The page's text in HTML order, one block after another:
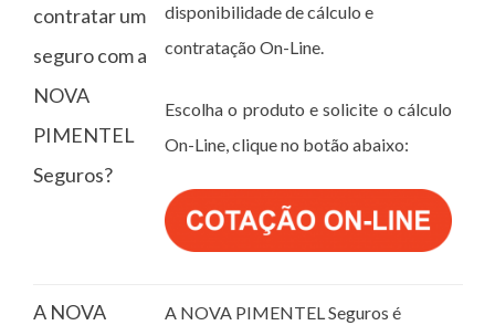
contratar um
seguro com a
NOVA
PIMENTEL
Seguros?
disponibilidade de cálculo e
contratação On-Line.
Escolha o produto e solicite o cálculo
On-Line, clique no botão abaixo:
A NOVA
A NOVA PIMENTEL Seguros é